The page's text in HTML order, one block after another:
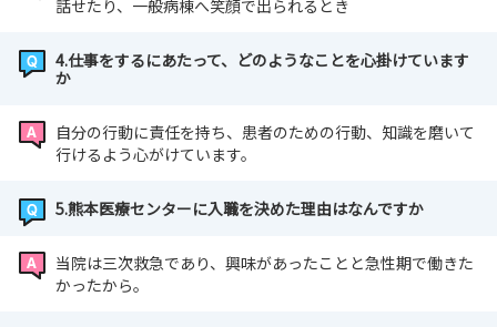
話せたり、一般病棟へ笑顔で出られるとき
4.仕事をするにあたって、どのようなことを心掛けています
か
自分の行動に責任を持ち、患者のための行動、知識を磨いて
行けるよう心がけています。
5.熊本医療センターに入職を決めた理由はなんですか
当院は三次救急であり、興味があったことと急性期で働きた
かったから。